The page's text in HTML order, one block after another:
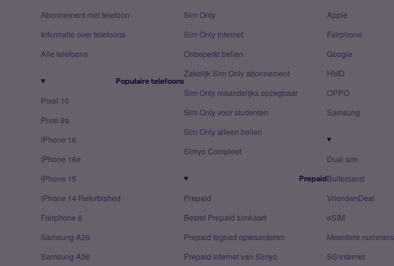
Abonnement met telefoon
Informatie over telefoons
Alle telefoons
Populaire telefoons
Pixel 10
Pixel 9a
iPhone 16
iPhone 16e
iPhone 15
iPhone 14 Refurbished
Fairphone 6
Samsung A26
Samsung A36
Sim Only
Sim Only internet
Onbeperkt bellen
Zakelijk Sim Only abonnement
Sim Only maandelijks opzegbaar
Sim Only voor studenten
Sim Only alleen bellen
Simyo Compleet
Prepaid
Prepaid
Bestel Prepaid simkaart
Prepaid tegoed opwaarderen
Prepaid internet van Simyo
Apple
Fairphone
Google
HMD
OPPO
Samsung
Dual sim
Buitenland
VriendenDeal
eSIM
Meerdere nummers
5G internet